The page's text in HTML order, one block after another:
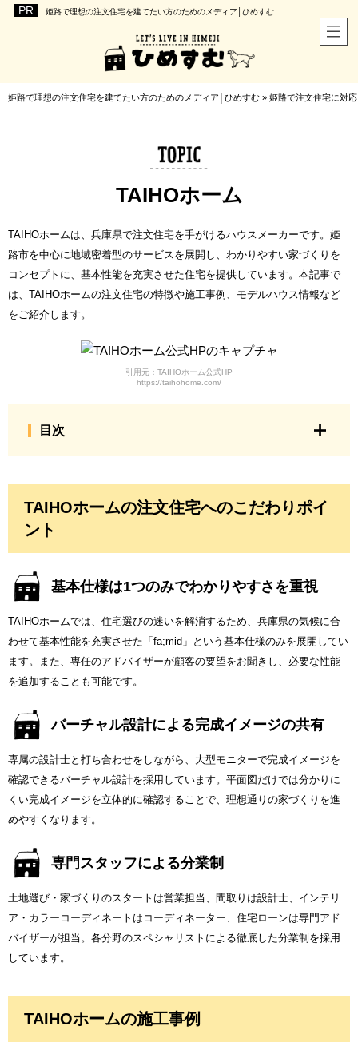
姫路で理想の注文住宅を建てたい方のためのメディア│ひめすむ
姫路で理想の注文住宅を建てたい方のためのメディア│ひめすむ » 姫路で注文住宅に対
TAIHOホーム
TAIHOホームは、兵庫県で注文住宅を手がけるハウスメーカーです。姫
路市を中心に地域密着型のサービスを展開し、わかりやすい家づくりを
コンセプトに、基本性能を充実させた住宅を提供しています。本記事で
は、TAIHOホームの注文住宅の特徴や施工事例、モデルハウス情報など
をご紹介します。
引用元：TAIHOホーム公式HP
https://taihohome.com/
目次
TAIHOホームの注文住宅へのこだわりポイ
ント
基本仕様は1つのみでわかりやすさを重視
TAIHOホームでは、住宅選びの迷いを解消するため、兵庫県の気候に合
わせて基本性能を充実させた「fa;mid」という基本仕様のみを展開してい
ます。また、専任のアドバイザーが顧客の要望をお聞きし、必要な性能
を追加することも可能です。
バーチャル設計による完成イメージの共有
専属の設計士と打ち合わせをしながら、大型モニターで完成イメージを
確認できるバーチャル設計を採用しています。平面図だけでは分かりに
くい完成イメージを立体的に確認することで、理想通りの家づくりを進
めやすくなります。
専門スタッフによる分業制
土地選び・家づくりのスタートは営業担当、間取りは設計士、インテリ
ア・カラーコーディネートはコーディネーター、住宅ローンは専門アド
バイザーが担当。各分野のスペシャリストによる徹底した分業制を採用
しています。
TAIHOホームの施工事例